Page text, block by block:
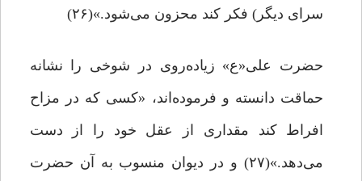
سرای دیگر) فکر کند محزون می‌شود.»(۲۶)
حضرت علی«ع» زیاده‌روی در شوخی را نشانه‌
حماقت دانسته و فرموده‌اند، «کسی که در مزاح
افراط ‌کند مقداری از عقل خود را از دست
می‌دهد.»(۲۷) و در دیوان منسوب به آن حضرت